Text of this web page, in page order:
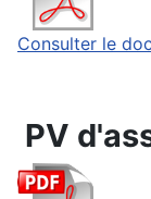
Consulter le
PV